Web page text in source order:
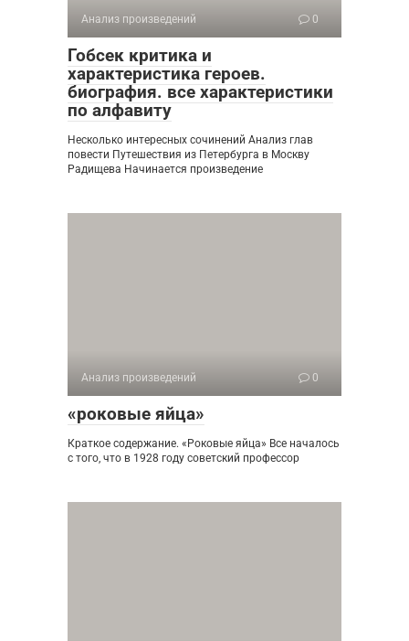
Анализ произведений 0
Гобсек критика и
характеристика героев.
биография. все характеристики
по алфавиту
Несколько интересных сочинений Анализ глав
повести Путешествия из Петербурга в Москву
Радищева Начинается произведение
Анализ произведений 0
«роковые яйца»
Краткое содержание. «Роковые яйца» Все началось
с того, что в 1928 году советский профессор